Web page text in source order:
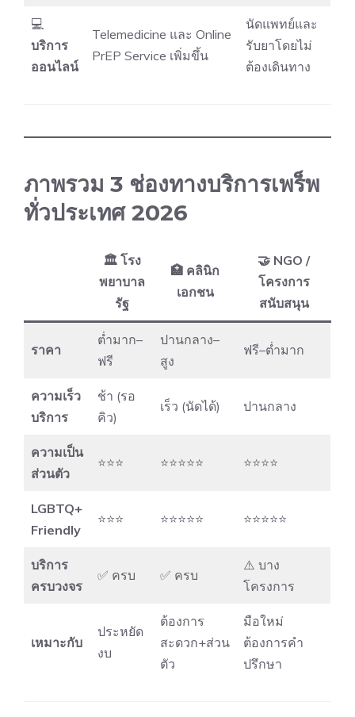
💻
บริการ
ออนไลน์
Telemedicine และ Online
PrEP Service เพิ่มขึ้น
นัดแพทย์และ
รับยาโดยไม่
ต้องเดินทาง
ภาพรวม 3 ช่องทางบริการเพร็พ
ทั่วประเทศ 2026
🏛 โรง
พยาบาล
รัฐ
🏥 คลินิก
เอกชน
🤝 NGO /
โครงการ
สนับสนุน
ราคา
ต่ำมาก–
ฟรี
ปานกลาง–
สูง
ฟรี–ต่ำมาก
ความเร็ว
บริการ
ช้า (รอ
คิว)
เร็ว (นัดได้) ปานกลาง
ความเป็น
ส่วนตัว
⭐⭐⭐ ⭐⭐⭐⭐⭐ ⭐⭐⭐⭐
LGBTQ+
Friendly
⭐⭐⭐ ⭐⭐⭐⭐⭐ ⭐⭐⭐⭐⭐
บริการ
ครบวงจร
✅ ครบ ✅ ครบ
⚠️ บาง
โครงการ
เหมาะกับ
ประหยัด
งบ
ต้องการ
สะดวก+ส่วน
ตัว
มือใหม่
ต้องการคำ
ปรึกษา